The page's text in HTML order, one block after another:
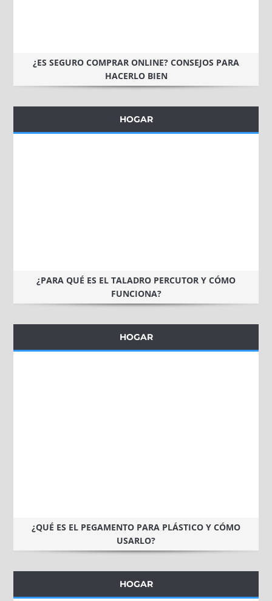
¿ES SEGURO COMPRAR ONLINE? CONSEJOS PARA
HACERLO BIEN
HOGAR
¿PARA QUÉ ES EL TALADRO PERCUTOR Y CÓMO
FUNCIONA?
HOGAR
¿QUÉ ES EL PEGAMENTO PARA PLÁSTICO Y CÓMO
USARLO?
HOGAR